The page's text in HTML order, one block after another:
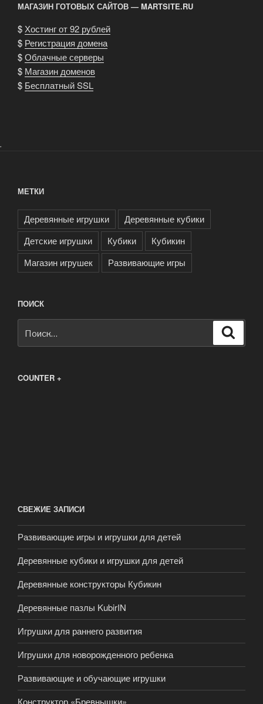
МАГАЗИН ГОТОВЫХ САЙТОВ — MARTSITE.RU
$Хостинг от 92 рублей
$ Регистрация домена
$Облачные серверы
$ Магазин доменов
$ Бесплатный SSL
.
МЕТКИ
Деревянные игрушки
Деревянные кубики
Детские игрушки
Кубики
Кубикин
Магазин игрушек
Развивающие игры
ПОИСК
COUNTER +
СВЕЖИЕ ЗАПИСИ
Развивающие игры и игрушки для детей
Деревянные кубики и игрушки для детей
Деревянные конструкторы Кубикин
Деревянные пазлы KubirIN
Игрушки для раннего развития
Игрушки для новорожденного ребенка
Развивающие и обучающие игрушки
Конструктор «Бревнышки»